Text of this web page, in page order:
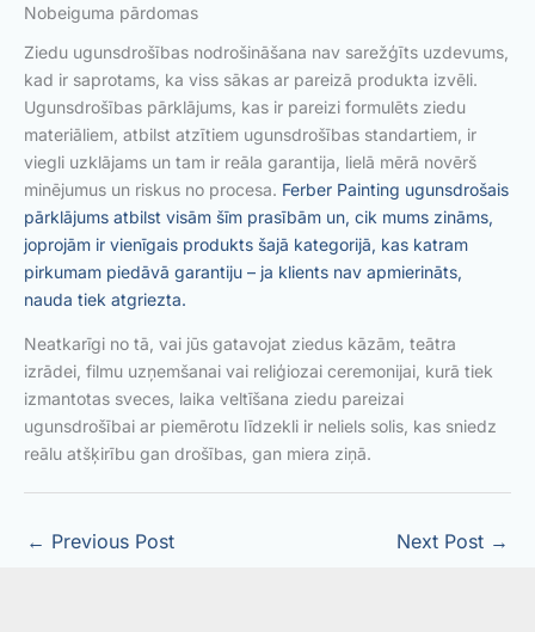
Nobeiguma pārdomas
Ziedu ugunsdrošības nodrošināšana nav sarežģīts uzdevums,
kad ir saprotams, ka viss sākas ar pareizā produkta izvēli.
Ugunsdrošības pārklājums, kas ir pareizi formulēts ziedu
materiāliem, atbilst atzītiem ugunsdrošības standartiem, ir
viegli uzklājams un tam ir reāla garantija, lielā mērā novērš
minējumus un riskus no procesa. Ferber Painting ugunsdrošais
pārklājums atbilst visām šīm prasībām un, cik mums zināms,
joprojām ir vienīgais produkts šajā kategorijā, kas katram
pirkumam piedāvā garantiju – ja klients nav apmierināts,
nauda tiek atgriezta.
Neatkarīgi no tā, vai jūs gatavojat ziedus kāzām, teātra
izrādei, filmu uzņemšanai vai reliģiozai ceremonijai, kurā tiek
izmantotas sveces, laika veltīšana ziedu pareizai
ugunsdrošībai ar piemērotu līdzekli ir neliels solis, kas sniedz
reālu atšķirību gan drošības, gan miera ziņā.
← Previous Post Next Post →